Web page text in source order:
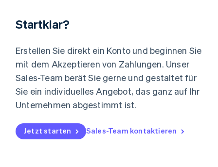
Startklar?
Erstellen Sie direkt ein Konto und beginnen Sie
mit dem Akzeptieren von Zahlungen. Unser
Sales-Team berät Sie gerne und gestaltet für
Sie ein individuelles Angebot, das ganz auf Ihr
Unternehmen abgestimmt ist.
Jetzt starten Sales-Team kontaktieren
Español English
Niederlande
NederlandsEnglish
English
Österreich
Deutsch
Polen
Portugal
PortuguêsEnglish